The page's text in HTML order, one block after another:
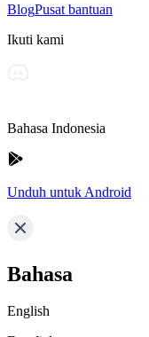
BlogPusat bantuan
Ikuti kami
Bahasa Indonesia
Unduh untuk Android
Bahasa
English